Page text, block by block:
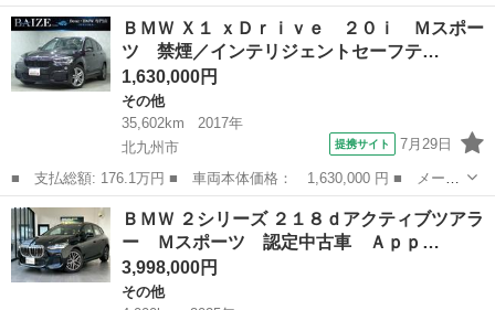
ー名： ＢＭＷ ■ 車種名： ４シリーズ ■ グレード名： ４２０
ｉグランクーペ Ｍスポーツ ＴＶワンオ－ナ－バックカメラ ■ 排
気量：...
福岡 北九州市
ＢＭＷ Ｘ１ ｘＤｒｉｖｅ ２０ｉ Ｍスポー
ツ 禁煙／インテリジェントセーフテ…
1,630,000円
その他
35,602km
2017年
北九州市
提携サイト 7月29日
■ 支払総額: 176.1万円 ■ 車両本体価格： 1,630,000 円 ■ メーカ
ー名： ＢＭＷ ■ 車種名： Ｘ１ ■ グレード名： ｘＤｒｉｖ
ｅ ２０ｉ Ｍスポーツ 禁煙／インテリジェントセーフティ／パワ
ーバックド...
福岡 北九州市
ＢＭＷ ２シリーズ ２１８ｄアクティブツアラ
ー Ｍスポーツ 認定中古車 Ａｐｐ…
3,998,000円
その他